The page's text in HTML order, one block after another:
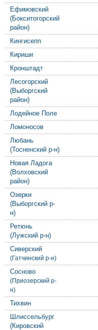
Ефимовский
(Бокситогорский
район)
Кингисепп
Кириши
Кронштадт
Лесогорский
(Выборгский
район)
Лодейное Поле
Ломоносов
Любань
(Тосненский р-н)
Новая Ладога
(Волховский
район)
Озерки
(Выборгский р-
н)
Ретюнь
(Лужский р-н)
Сиверский
(Гатчинский р-н)
Сосново
(Приозерский р-
н)
Тихвин
Шлиссельбург
(Кировский